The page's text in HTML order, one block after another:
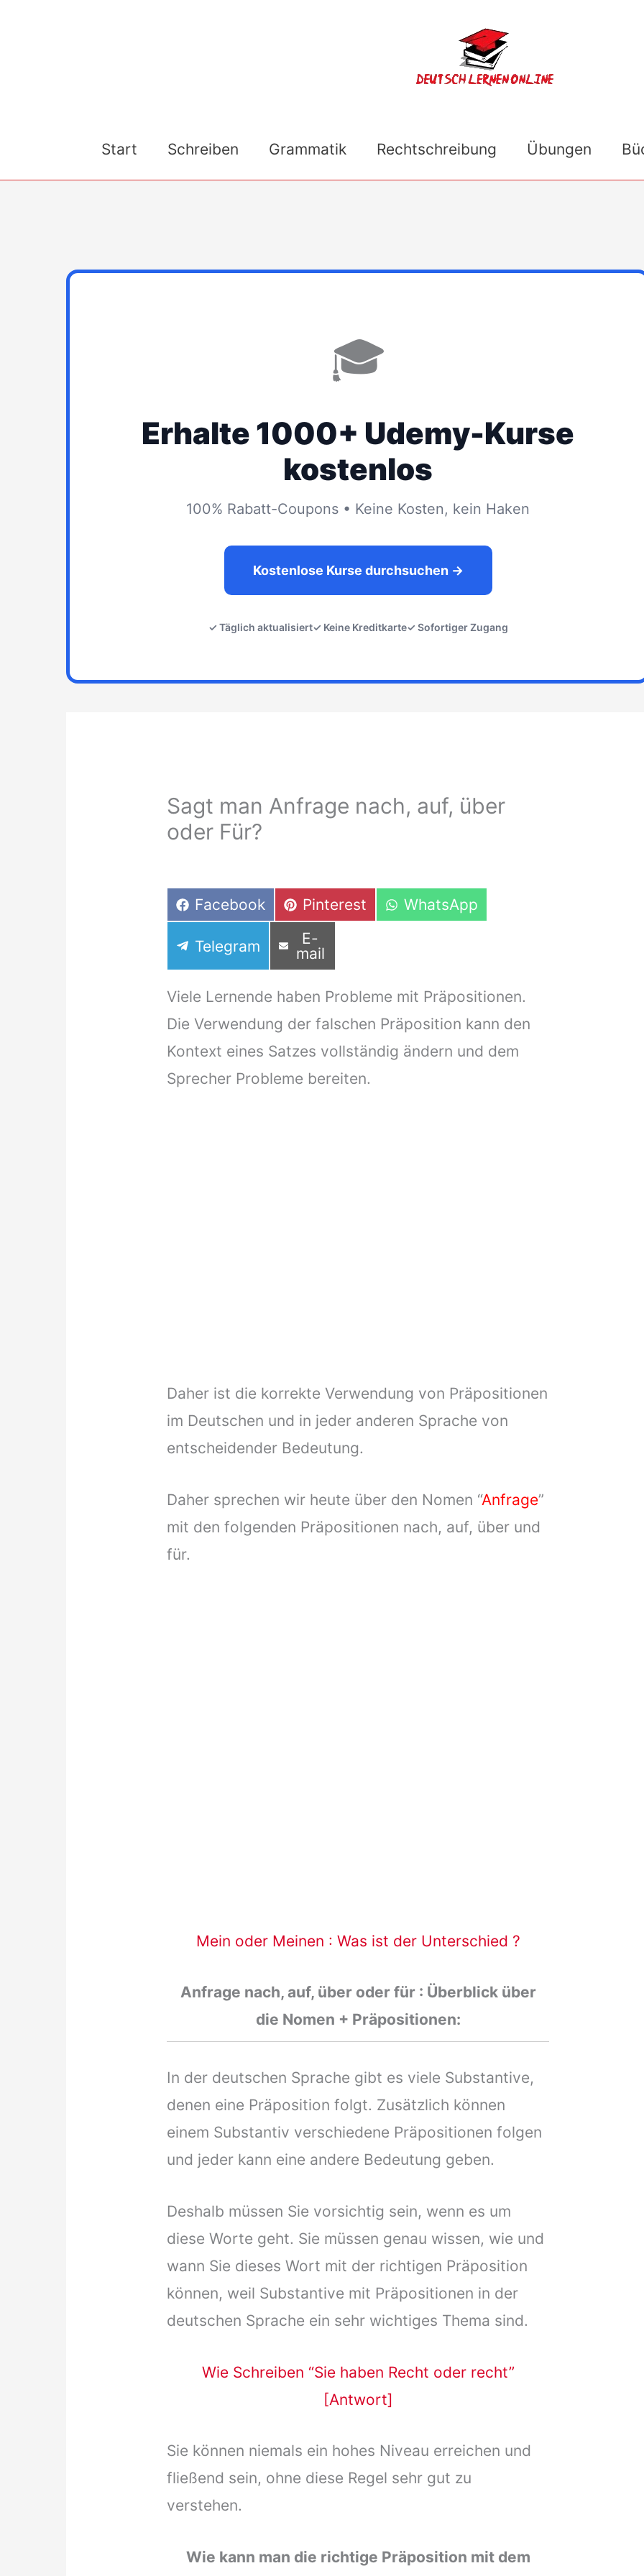
Start Schreiben Grammatik Rechtschreibung Übungen
🎓
Erhalte 1000+ Udemy-Kurse
kostenlos
100% Rabatt-Coupons • Keine Kosten, kein Haken
Kostenlose Kurse durchsuchen →
✓ Täglich aktualisiert✓ Keine Kreditkarte✓ Sofortiger Zugang
Sagt man Anfrage nach, auf, über
oder Für?
Share
on
Facebook
Share
on
Pinterest
Share
on
WhatsApp
Share
Telegram
Share
on
E-
mail
Viele Lernende haben Probleme mit Präpositionen.
Die Verwendung der falschen Präposition kann den
Kontext eines Satzes vollständig ändern und dem
Sprecher Probleme bereiten.
Daher ist die korrekte Verwendung von Präpositionen
im Deutschen und in jeder anderen Sprache von
entscheidender Bedeutung.
Daher sprechen wir heute über den Nomen “Anfrage”
mit den folgenden Präpositionen nach, auf, über und
für.
Mein oder Meinen : Was ist der Unterschied ?
Anfrage nach, auf, über oder für : Überblick über
die Nomen + Präpositionen:
In der deutschen Sprache gibt es viele Substantive,
denen eine Präposition folgt. Zusätzlich können
einem Substantiv verschiedene Präpositionen folgen
und jeder kann eine andere Bedeutung geben.
Deshalb müssen Sie vorsichtig sein, wenn es um
diese Worte geht. Sie müssen genau wissen, wie und
wann Sie dieses Wort mit der richtigen Präposition
können, weil Substantive mit Präpositionen in der
deutschen Sprache ein sehr wichtiges Thema sind.
Wie Schreiben “Sie haben Recht oder recht”
[Antwort]
Sie können niemals ein hohes Niveau erreichen und
fließend sein, ohne diese Regel sehr gut zu
verstehen.
Wie kann man die richtige Präposition mit dem